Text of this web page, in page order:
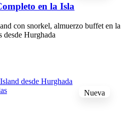
en la Isla
con snorkel, almuerzo buffet en la
desde Hurghada
Nueva